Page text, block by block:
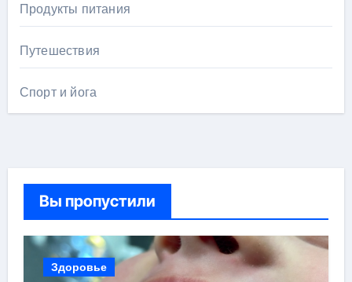
Продукты питания
Путешествия
Спорт и йога
Вы пропустили
Здоровье